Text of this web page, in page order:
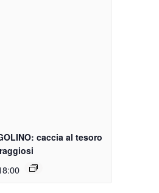
caccia al tesoro